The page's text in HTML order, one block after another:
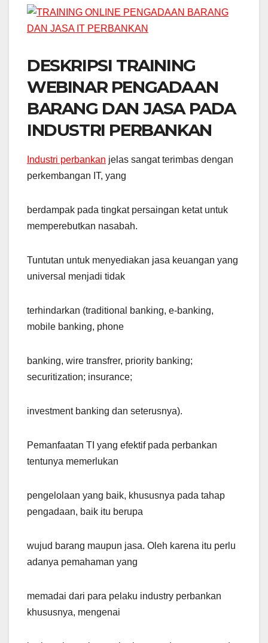
DESKRIPSI TRAINING
WEBINAR PENGADAAN
BARANG DAN JASA PADA
INDUSTRI PERBANKAN
Industri perbankan jelas sangat terimbas dengan
perkembangan IT, yang
berdampak pada tingkat persaingan ketat untuk
memperebutkan nasabah.
Tuntutan untuk menyediakan jasa keuangan yang
universal menjadi tidak
terhindarkan (traditional banking, e-banking,
mobile banking, phone
banking, wire transfrer, priority banking;
securitization; insurance;
investment banking dan seterusnya).
Pemanfaatan TI yang efektif pada perbankan
tentunya memerlukan
pengelolaan yang baik, khususnya pada tahap
pengadaan, baik itu berupa
wujud barang maupun jasa. Oleh karena itu perlu
adanya pemahaman yang
memadai dari para pelaku industry perbankan
khususnya, mengenai